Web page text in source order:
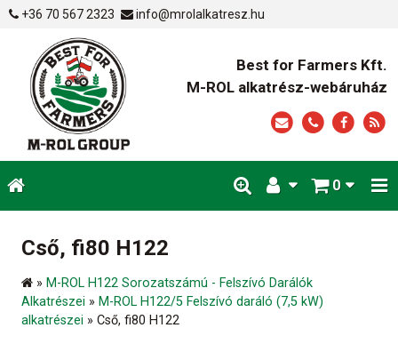
+36 70 567 2323 info@mrolalkatresz.hu
Best for Farmers Kft.
M-ROL alkatrész-webáruház
0
Cső, fi80 H122
» M-ROL H122 Sorozatszámú - Felszívó Darálók
Alkatrészei » M-ROL H122/5 Felszívó daráló (7,5 kW)
alkatrészei » Cső, fi80 H122